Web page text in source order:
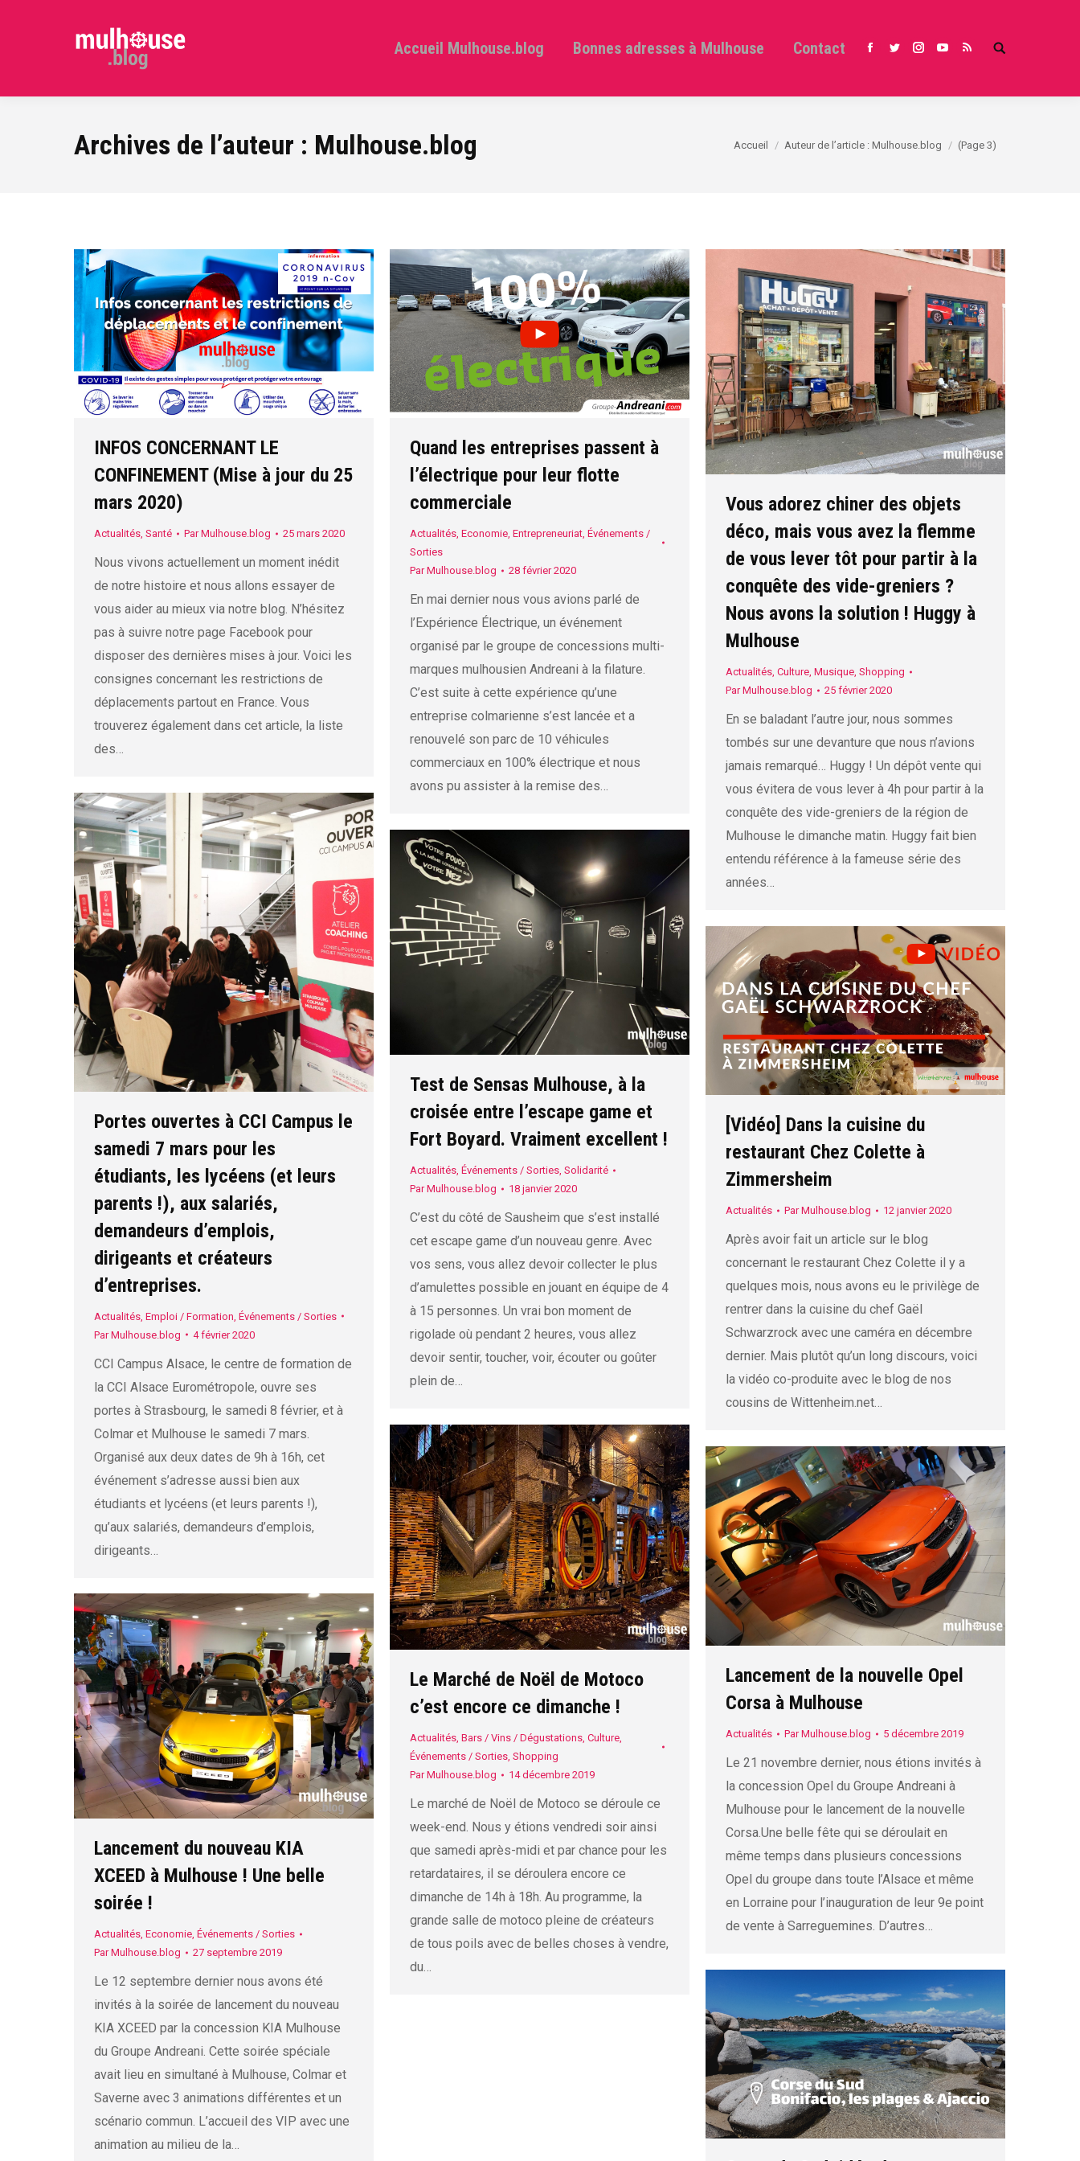
Accueil Mulhouse.blog Bonnes adresses à Mulhouse Contact Facebook
TwitterInstagram
YouTube
RSS Search:
Archives de l’auteur : Mulhouse.blog Vous êtes ici :
Accueil Auteur de l’article : Mulhouse.blog (Page 3)
INFOS CONCERNANT LE
CONFINEMENT (Mise à jour du 25
mars 2020)
Actualités, Santé ParMulhouse.blog 25 mars 2020
Nous vivons actuellement un moment inédit
de notre histoire et nous allons essayer de
vous aider au mieux via notre blog. N’hésitez
pas à suivre notre page Facebook pour
disposer des dernières mises à jour. Voici les
consignes concernant les restrictions de
déplacements partout en France. Vous
trouverez également dans cet article, la liste
des…
Quand les entreprises passent à
l’électrique pour leur flotte
commerciale
Actualités, Economie, Entrepreneuriat, Événements /
Sorties
ParMulhouse.blog 28 février 2020
En mai dernier nous vous avions parlé de
l’Expérience Électrique, un événement
organisé par le groupe de concessions multi-
marques mulhousien Andreani à la filature.
C’est suite à cette expérience qu’une
entreprise colmarienne s’est lancée et a
renouvelé son parc de 10 véhicules
commerciaux en 100% électrique et nous
avons pu assister à la remise des…
Vous adorez chiner des objets
déco, mais vous avez la flemme
de vous lever tôt pour partir à la
conquête des vide-greniers ?
Nous avons la solution ! Huggy à
Mulhouse
Actualités, Culture, Musique, Shopping
ParMulhouse.blog 25 février 2020
En se baladant l’autre jour, nous sommes
tombés sur une devanture que nous n’avions
jamais remarqué… Huggy ! Un dépôt vente qui
vous évitera de vous lever à 4h pour partir à la
conquête des vide-greniers de la région de
Mulhouse le dimanche matin. Huggy fait bien
entendu référence à la fameuse série des
années…
Portes ouvertes à CCI Campus le
samedi 7 mars pour les
étudiants, les lycéens (et leurs
parents !), aux salariés,
demandeurs d’emplois,
dirigeants et créateurs
d’entreprises.
Actualités Emploi / Formation Événements / Sorties
ParMulhouse.blog 4 février 2020
CCI Campus Alsace, le centre de formation de
la CCI Alsace Eurométropole, ouvre ses
portes à Strasbourg, le samedi 8 février, et à
Colmar et Mulhouse le samedi 7 mars.
Organisé aux deux dates de 9h à 16h, cet
événement s’adresse aussi bien aux
étudiants et lycéens (et leurs parents !),
qu’aux salariés, demandeurs d’emplois,
dirigeants…
Test de Sensas Mulhouse, à la
croisée entre l’escape game et
Fort Boyard. Vraiment excellent !
Actualités, Événements / Sorties, Solidarité
ParMulhouse.blog 18 janvier 2020
C’est du côté de Sausheim que s’est installé
cet escape game d’un nouveau genre. Avec
vos sens, vous allez devoir collecter le plus
d’amulettes possible en jouant en équipe de 4
à 15 personnes. Un vrai bon moment de
rigolade où pendant 2 heures, vous allez
devoir sentir, toucher, voir, écouter ou goûter
plein de…
[Vidéo] Dans la cuisine du
restaurant Chez Colette à
Zimmersheim
Actualités ParMulhouse.blog 12 janvier 2020
Après avoir fait un article sur le blog
concernant le restaurant Chez Colette il y a
quelques mois, nous avons eu le privilège de
rentrer dans la cuisine du chef Gaël
Schwarzrock avec une caméra en décembre
dernier. Mais plutôt qu’un long discours, voici
la vidéo co-produite avec le blog de nos
cousins de Wittenheim.net…
Le Marché de Noël de Motoco
c’est encore ce dimanche !
Actualités, Bars / Vins / Dégustations, Culture,
Événements / Sorties, Shopping
ParMulhouse.blog 14 décembre 2019
Le marché de Noël de Motoco se déroule ce
week-end. Nous y étions vendredi soir ainsi
que samedi après-midi et par chance pour les
retardataires, il se déroulera encore ce
dimanche de 14h à 18h. Au programme, la
grande salle de motoco pleine de créateurs
de tous poils avec de belles choses à vendre,
du…
Lancement de la nouvelle Opel
Corsa à Mulhouse
Actualités ParMulhouse.blog 5 décembre 2019
Le 21 novembre dernier, nous étions invités à
la concession Opel du Groupe Andreani à
Mulhouse pour le lancement de la nouvelle
Corsa.Une belle fête qui se déroulait en
même temps dans plusieurs concessions
Opel du groupe dans toute l’Alsace et même
en Lorraine pour l’inauguration de leur 9e point
de vente à Sarreguemines. D’autres…
Lancement du nouveau KIA
XCEED à Mulhouse ! Une belle
soirée !
Actualités, Economie, Événements / Sorties
ParMulhouse.blog 27 septembre 2019
Le 12 septembre dernier nous avons été
invités à la soirée de lancement du nouveau
KIA XCEED par la concession KIA Mulhouse
du Groupe Andreani. Cette soirée spéciale
avait lieu en simultané à Mulhouse, Colmar et
Saverne avec 3 animations différentes et un
scénario commun. L’accueil des VIP avec une
animation au milieu de la…